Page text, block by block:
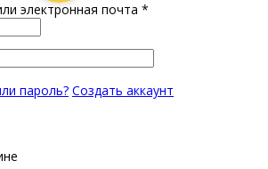
электронная почта *
пароль? Создать аккаунт